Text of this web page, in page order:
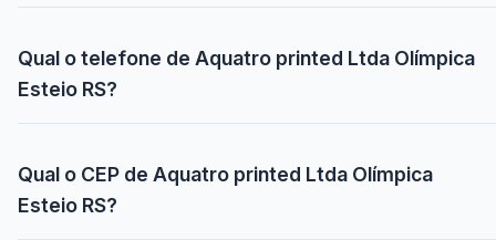
Qual o telefone de Aquatro printed Ltda Olímpica
Esteio RS?
Qual o CEP de Aquatro printed Ltda Olímpica
Esteio RS?